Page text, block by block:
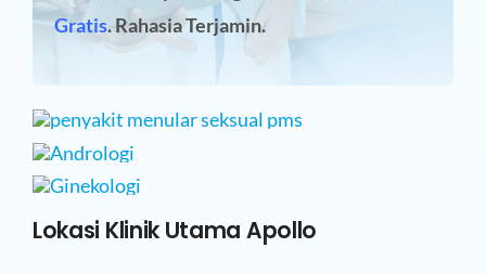
Gratis. Rahasia Terjamin.
Lokasi Klinik Utama Apollo